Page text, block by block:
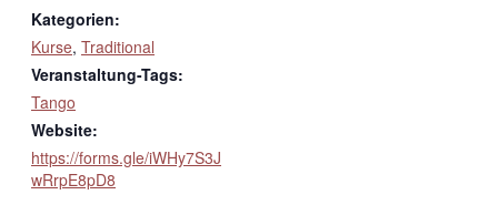
Kategorien:
Kurse, Traditional
Veranstaltung-Tags:
Tango
Website:
https://forms.gle/iWHy7S3J
wRrpE8pD8